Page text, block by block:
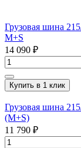
Грузовая шина
M+S
14 090 ₽
Купить в 1 клик
Грузовая шина
(M+S)
11 790 ₽